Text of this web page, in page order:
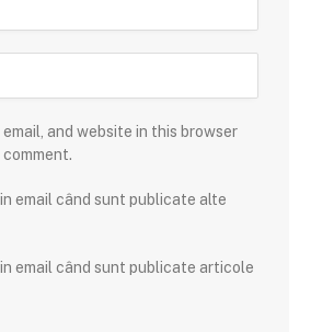
email, and website in this browser
email când sunt publicate alte
email când sunt publicate articole